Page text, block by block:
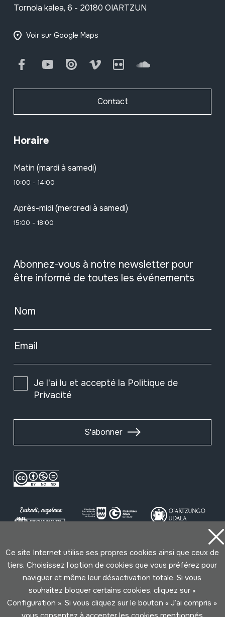
Tornola kalea, 6 - 20180 OIARTZUN
Voir sur Google Maps
FacebookYoutube Issuu Vimeo Flickr SoundCloud
Contact
Horaire
Matin (mardi à samedi)
10:00 - 14:00
Après-midi (mercredi à samedi)
15:00 - 18:00
Abonnez-vous à notre newsletter pour
être informé de toutes les événements
Nom
Email
Je l'ai lu et accepté la Politique de
Privacité
S'abonner
Conditions d'Utilisation
Politique de Privacité
Cookies politique
Développé par Lotura
Ce site Internet utilise ses propres cookies ainsi que ceux de
tiers. Choisissez l’option de cookies que vous préférez pour
naviguer et même leur désactivation totale. Si vous
souhaitez bloquer certains cookies, cliquez sur «
Configuration ». Si vous cliquez sur le bouton « J’ai compris »